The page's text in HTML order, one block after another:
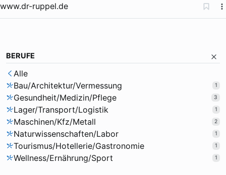
www.dr-ruppel.de
BERUFE
Alle
Bau/Architektur/Vermessung
1
Gesundheit/Medizin/Pflege 3
Lager/Transport/Logistik 1
Maschinen/Kfz/Metall 2
Naturwissenschaften/Labor 1
Tourismus/Hotellerie/Gastronomie 1
Wellness/Ernährung/Sport 1